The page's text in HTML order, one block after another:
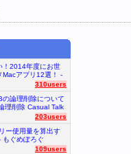
！2014年度にお世
Macアプリ12選！ -
310users
論理削除について
理削除 Casual Talk
203users
ー使用量を算出す
もぐめぽろぐ
109users